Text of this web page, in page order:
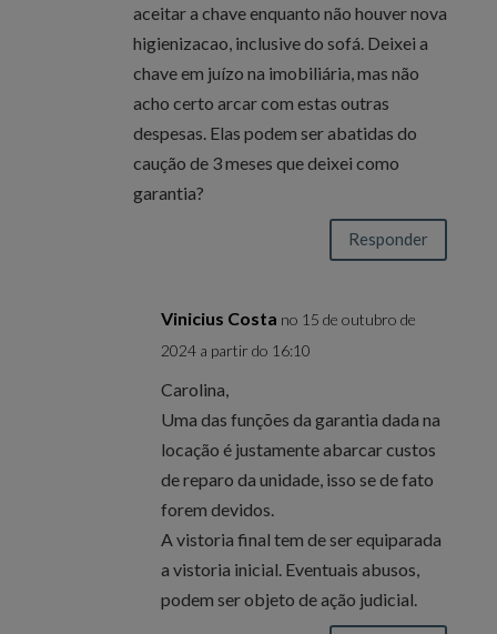
aceitar a chave enquanto não houver nova
higienizacao, inclusive do sofá. Deixei a
chave em juízo na imobiliária, mas não
acho certo arcar com estas outras
despesas. Elas podem ser abatidas do
caução de 3 meses que deixei como
garantia?
Responder
Vinicius Costa no 15 de outubro de
2024 a partir do 16:10
Carolina,
Uma das funções da garantia dada na
locação é justamente abarcar custos
de reparo da unidade, isso se de fato
forem devidos.
A vistoria final tem de ser equiparada
a vistoria inicial. Eventuais abusos,
podem ser objeto de ação judicial.